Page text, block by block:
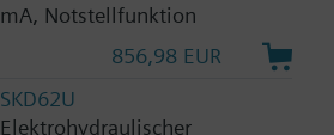
mA, Notstellfunktion
856,98 EUR
SKD62U
Elektrohydraulischer